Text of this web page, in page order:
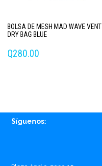
BOLSA DE MESH MAD WAVE VENT
DRY BAG BLUE
Q280.00
Síguenos: